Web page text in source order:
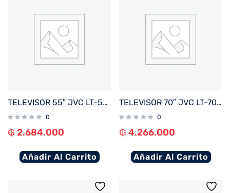
TELEVISOR 55″ JVC LT-55N7165U 4K UHD/HDR/ DIG/BLUETOOTH/3HDMI/2USB/RED/WHALE BORDE INFINIT
0
₲ 2.684.000
Añadir Al Carrito
TELEVISOR 70″ JVC LT-70NQ7165U 4K UHD/QLED/ OPT/DIG/BLUETOOTH/3HDMI/2USB/RED/WHALE BORDE I
0
₲ 4.266.000
Añadir Al Carrito